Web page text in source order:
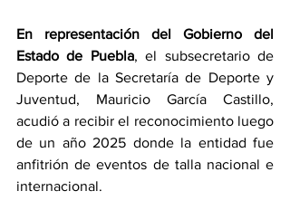
En representación del Gobierno del
Estado de Puebla, el subsecretario de
Deporte de la Secretaría de Deporte y
Juventud, Mauricio García Castillo,
acudió a recibir el reconocimiento luego
de un año 2025 donde la entidad fue
anfitrión de eventos de talla nacional e
internacional.